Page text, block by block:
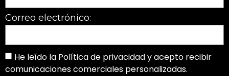
Correo electrónico:
He leído la Política de privacidad y acepto recibir
comunicaciones comerciales personalizadas.